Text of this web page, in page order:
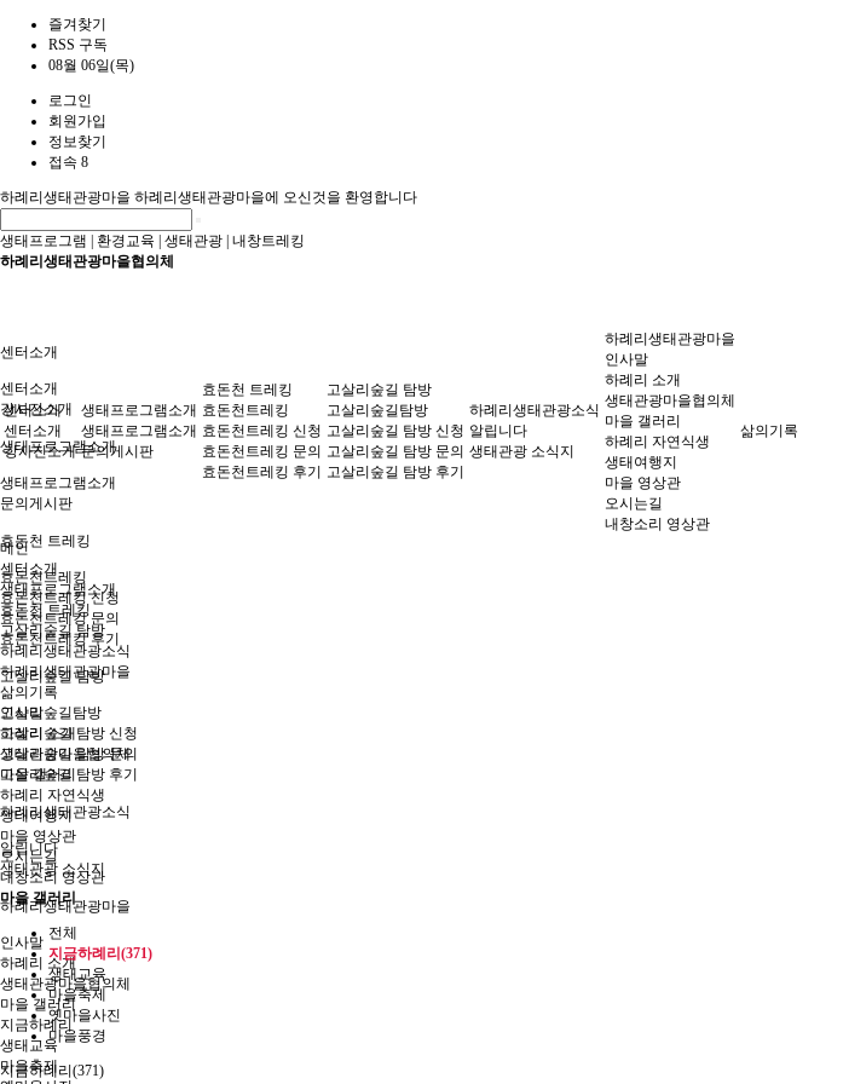
즐겨찾기
RSS 구독
08월 06일(목)
로그인
회원가입
정보찾기
접속 8
하례리생태관광마을 하례리생태관광마을에 오신것을 환영합니다
생태프로그램 환경교육 생태관광 내창트레킹
하례리생태관광마을협의체
센터소개
센터소개
강사진소개
생태프로그램소개
생태프로그램소개
문의게시판
효돈천 트레킹
효돈천트레킹
효돈천트레킹 신청
효돈천트레킹 문의
효돈천트레킹 후기
고살리숲길 탐방
고살리숲길탐방
고살리숲길 탐방 신청
고살리숲길 탐방 문의
고살리숲길 탐방 후기
하례리생태관광소식
알립니다
생태관광 소식지
하례리생태관광마을
인사말
하례리 소개
생태관광마을협의체
마을 갤러리
지금하례리
생태교육
마을축제
센터소개
센터소개
강사진소개
생태프로그램소개
생태프로그램소개
문의게시판
효돈천 트레킹
효돈천트레킹
효돈천트레킹 신청
효돈천트레킹 문의
효돈천트레킹 후기
고살리숲길 탐방
고살리숲길탐방
고살리숲길 탐방 신청
고살리숲길 탐방 문의
고살리숲길 탐방 후기
하례리생태관광소식
알립니다
생태관광 소식지
하례리생태관광마을
인사말
하례리 소개
생태관광마을협의체
마을 갤러리
하례리 자연식생
생태여행지
마을 영상관
오시는길
내창소리 영상관
삶의기록
메인
센터소개
생태프로그램소개
효돈천 트레킹
고살리숲길 탐방
하례리생태관광소식
하례리생태관광마을
삶의기록
인사말
하례리 소개
생태관광마을협의체
마을 갤러리
하례리 자연식생
생태여행지
마을 영상관
오시는길
내창소리 영상관
마을 갤러리
전체
지금하례리(371)
생태교육
마을축제
옛마을사진
마을풍경
지금하례리(371)